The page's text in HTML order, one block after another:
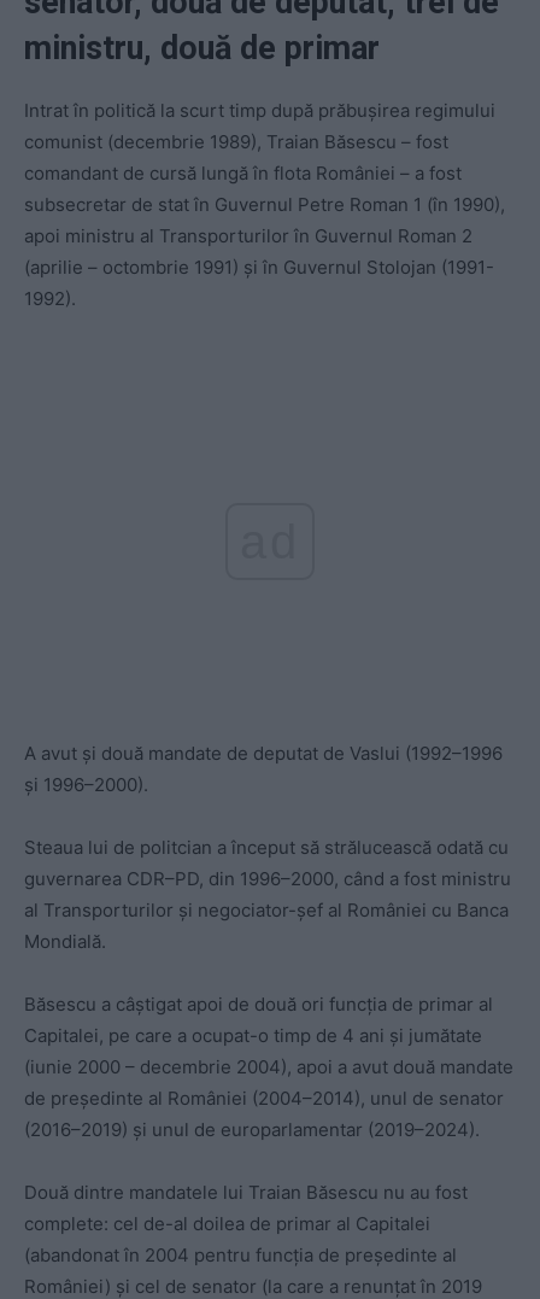
ministru, două de primar
Intrat în politică la scurt timp după prăbușirea regimului
comunist (decembrie 1989), Traian Băsescu – fost
comandant de cursă lungă în flota României – a fost
subsecretar de stat în Guvernul Petre Roman 1 (în 1990),
apoi ministru al Transporturilor în Guvernul Roman 2
(aprilie – octombrie 1991) și în Guvernul Stolojan (1991-
1992).
A avut și două mandate de deputat de Vaslui (1992–1996
și 1996–2000).
Steaua lui de politcian a început să strălucească odată cu
guvernarea CDR–PD, din 1996–2000, când a fost ministru
al Transporturilor și negociator-șef al României cu Banca
Mondială.
Băsescu a câștigat apoi de două ori funcția de primar al
Capitalei, pe care a ocupat-o timp de 4 ani și jumătate
(iunie 2000 – decembrie 2004), apoi a avut două mandate
de președinte al României (2004–2014), unul de senator
(2016–2019) și unul de europarlamentar (2019–2024).
Două dintre mandatele lui Traian Băsescu nu au fost
complete: cel de-al doilea de primar al Capitalei
(abandonat în 2004 pentru funcția de președinte al
României) și cel de senator (la care a renunțat în 2019